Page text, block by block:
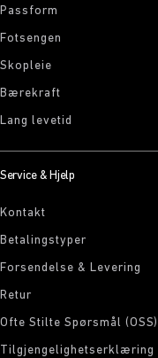
Passform
Fotsengen
Skopleie
Bærekraft
Lang levetid
Service & Hjelp
Kontakt
Betalingstyper
Forsendelse & Levering
Retur
Ofte Stilte Spørsmål (OSS)
Tilgjengelighetserklæring